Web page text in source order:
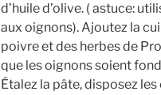
d’huile d’olive. ( astuce:
aux oignons). Ajoutez la
poivre et des herbes de
que les oignons soient
Étalez la pâte, disposez